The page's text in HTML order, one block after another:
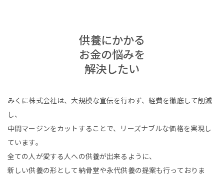
供養にかかる
お金の悩みを
解決したい
みくに株式会社は、大規模な宣伝を行わず、経費を徹底して削減
し、
中間マージンをカットすることで、リーズナブルな価格を実現し
ています。
全ての人が愛する人への供養が出来るように、
新しい供養の形として納骨堂や永代供養の提案も行っておりま